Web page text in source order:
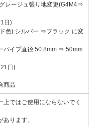
レージュ張り地変更(G4M4⇒
日)
色):シルバー ⇒ブラック に変
パイプ直径:50.8mm ⇒ 50mm
日)
商品
上ではご使用にならないでく
ります。